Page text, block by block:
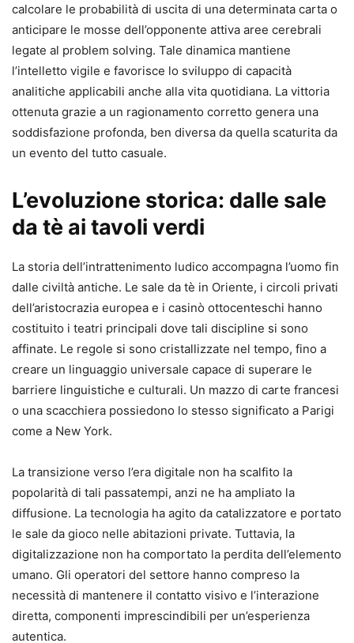
calcolare le probabilità di uscita di una determinata carta o
anticipare le mosse dell’opponente attiva aree cerebrali
legate al problem solving. Tale dinamica mantiene
l’intelletto vigile e favorisce lo sviluppo di capacità
analitiche applicabili anche alla vita quotidiana. La vittoria
ottenuta grazie a un ragionamento corretto genera una
soddisfazione profonda, ben diversa da quella scaturita da
un evento del tutto casuale.
L’evoluzione storica: dalle sale
da tè ai tavoli verdi
La storia dell’intrattenimento ludico accompagna l’uomo fin
dalle civiltà antiche. Le sale da tè in Oriente, i circoli privati
dell’aristocrazia europea e i casinò ottocenteschi hanno
costituito i teatri principali dove tali discipline si sono
affinate. Le regole si sono cristallizzate nel tempo, fino a
creare un linguaggio universale capace di superare le
barriere linguistiche e culturali. Un mazzo di carte francesi
o una scacchiera possiedono lo stesso significato a Parigi
come a New York.
La transizione verso l’era digitale non ha scalfito la
popolarità di tali passatempi, anzi ne ha ampliato la
diffusione. La tecnologia ha agito da catalizzatore e portato
le sale da gioco nelle abitazioni private. Tuttavia, la
digitalizzazione non ha comportato la perdita dell’elemento
umano. Gli operatori del settore hanno compreso la
necessità di mantenere il contatto visivo e l’interazione
diretta, componenti imprescindibili per un’esperienza
autentica.